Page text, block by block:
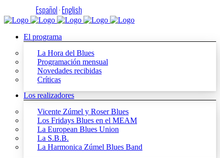
Español·English
El programa
La Hora del Blues
Programación mensual
Novedades recibidas
Críticas
Los realizadores
Vicente Zúmel y Roser Blues
Los Fridays Blues en el MEAM
La European Blues Union
La S.B.B.
La Harmonica Zúmel Blues Band